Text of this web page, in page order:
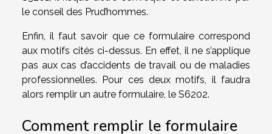
le conseil des Prud’hommes.
Enfin, il faut savoir que ce formulaire correspond
aux motifs cités ci-dessus. En effet, il ne s’applique
pas aux cas d’accidents de travail ou de maladies
professionnelles. Pour ces deux motifs, il faudra
alors remplir un autre formulaire, le S6202.
Comment remplir le formulaire